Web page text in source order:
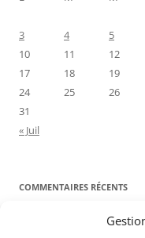
3
4 5
10
11 12
17
18 19
24
25 26
31
« Juil
COMMENTAIRES RÉCENTS
Proyecto Amor Conyugal